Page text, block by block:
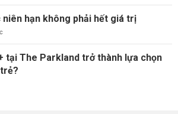
niên hạn không phải hết giá trị
tại The Parkland trở thành lựa chọn